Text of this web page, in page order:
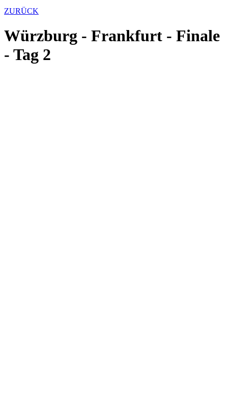
ZURÜCK
Würzburg - Frankfurt - Finale
- Tag 2